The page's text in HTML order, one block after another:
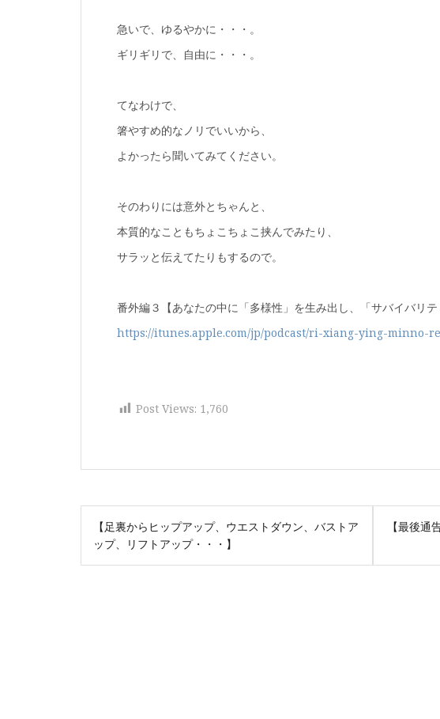
急いで、ゆるやかに・・・。
ギリギリで、自由に・・・。
てなわけで、
箸やすめ的なノリでいいから、
よかったら聞いてみてください。
そのわりには意外とちゃんと、
本質的なこともちょこちょこ挟んでみたり、
サラッと伝えてたりもするので。
番外編３【あなたの中に「多様性」を生み出し、「サバイバリテ
https://itunes.apple.com/jp/podcast/ri-xiang-ying-minno-
Post Views: 1,760
投
稿
ナ
【足裏からヒップアップ、ウエストダウン、バストア
ップ、リフトアップ・・・】
【最後通